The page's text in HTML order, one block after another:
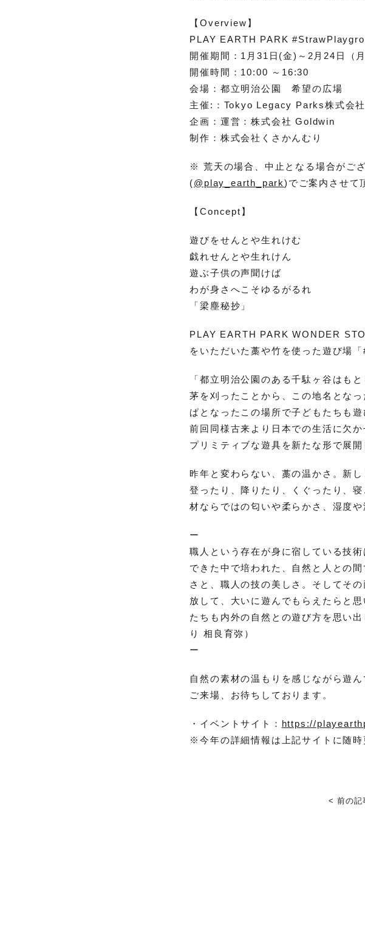
【Overview】
PLAY EARTH PARK
開催期間：1月31日(金)～2月24日（月
開催時間：10:00 ～16:30
会場：都立明治公園 希望の広場
主催:：Tokyo Legacy Parks株式会社
企画：運営：株式会社 Goldwin
制作：株式会社くさかんむり
※ 荒天の場合、中止となる場合がご
(@play_earth_park)でご案内させて
【Concept】
遊びをせんとや生れけむ
戯れせんとや生れけん
遊ぶ子供の声聞けば
わが身さへこそゆるがるれ
「梁塵秘抄」
PLAY EARTH PARK WONDER
をいただいた藁や竹を使った遊び場
「都立明治公園のある千駄ヶ谷はも
茅を刈ったことから、この地名とな
ぱとなったこの場所で子どもたちも
前回同様古来より日本での生活に欠
プリミティブな遊具を新たな形で展開
昨年と変わらない、藁の温かさ。新し
登ったり、降りたり、くぐったり、
材ならではの匂いや柔らかさ、湿度
ー
職人という存在が身に宿している技
できた中で培われた、自然と人との
さと、職人の技の美しさ。そしてそ
放して、大いに遊んでもらえたらと
たちも内外の自然との遊び方を思い
り 相良育弥）
ー
自然の素材の温もりを感じながら遊
ご来場、お待ちしております。
・イベントサイト： https://
※今年の詳細情報は上記サイトに随時
< 前の記